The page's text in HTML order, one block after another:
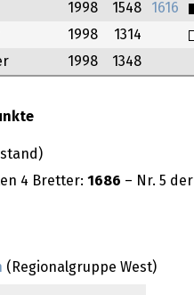
1998 1548 1616
1998 1314
1998 1348
4 Bretter: 1686 – Nr. 5 der
(Regionalgruppe West)